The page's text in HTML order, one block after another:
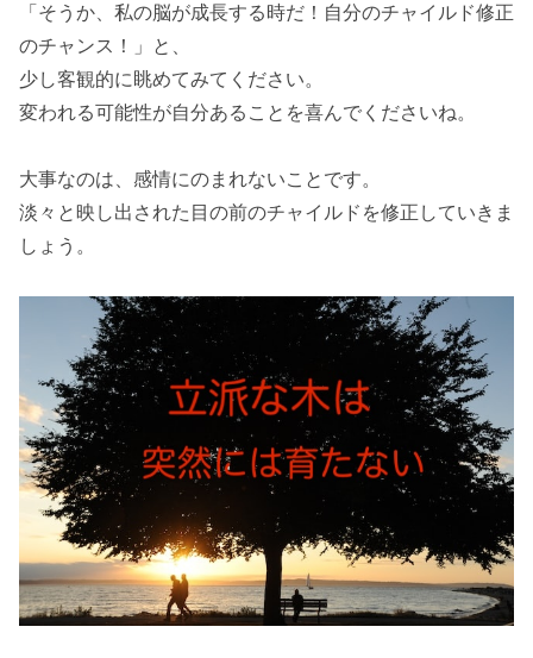
「そうか、私の脳が成長する時だ！自分のチャイルド修正
のチャンス！」と、
少し客観的に眺めてみてください。
変われる可能性が自分あることを喜んでくださいね。
大事なのは、感情にのまれないことです。
淡々と映し出された目の前のチャイルドを修正していきま
しょう。